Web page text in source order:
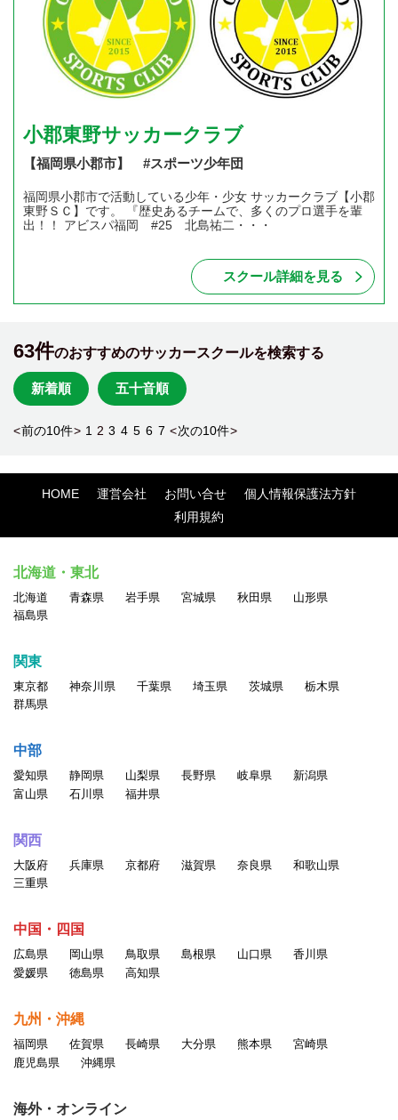
小郡東野サッカークラブ
【福岡県小郡市】 #スポーツ少年団
福岡県小郡市で活動している少年・少女 サッカークラブ【小郡
東野ＳＣ】です。 『歴史あるチームで、多くのプロ選手を輩
出！！ アビスパ福岡 #25 北島祐二・・・
スクール詳細を見る
63件のおすすめのサッカースクールを検索する
新着順 五十音順
<前の10件> 1 2 3 4 5 6 7 <次の10件>
HOME 運営会社 お問い合せ
個人情報保護法方針
利用規約
北海道・東北
北海道 青森県 岩手県 宮城県 秋田県
山形県
福島県
関東
東京都 神奈川県 千葉県 埼玉県 茨城県
栃木県
群馬県
中部
愛知県 静岡県 山梨県 長野県 岐阜県
新潟県
富山県
石川県 福井県
関西
大阪府 兵庫県 京都府 滋賀県 奈良県
和歌山県
三重県
中国・四国
広島県 岡山県 鳥取県 島根県 山口県
香川県
愛媛県
徳島県 高知県
九州・沖縄
福岡県 佐賀県 長崎県 大分県 熊本県
宮崎県
鹿児島県
沖縄県
海外・オンライン